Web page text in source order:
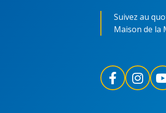
Suivez au
Maison de la